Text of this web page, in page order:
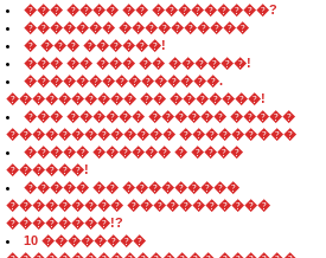
��� ���� �� ���������?
������� ����������
� ��� ������!
��� �� ��� �� ������!
���������������.
���������� �� �������!
��� ������ ������ �����
������������� ���������
����� ������ � ����
������!
����� �� ���������
��������� �����������
��������!?
10 ��������